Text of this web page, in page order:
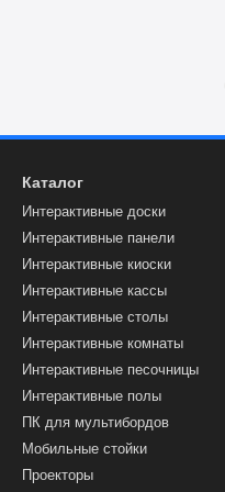
изображения.
даже при ярком
(iiSignage², FailOver,
Каталог
Интерактивные доски
Интерактивные панели
Интерактивные киоски
Интерактивные кассы
Интерактивные столы
Интерактивные комнаты
Интерактивные песочницы
Интерактивные полы
ПК для мультибордов
Мобильные стойки
Проекторы